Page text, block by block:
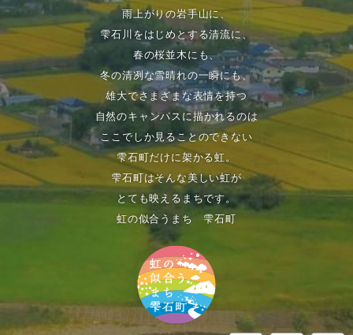
雨上がりの岩手山に、
雫石川をはじめとする清流に、
春の桜並木にも、
冬の清冽な雪晴れの一瞬にも、
雄大でさまざまな表情を持つ
自然のキャンパスに描かれるのは
ここでしか見ることのできない
雫石町だけに架かる虹。
雫石町はそんな美しい虹が
とても映えるまちです。
虹の似合うまち 雫石町